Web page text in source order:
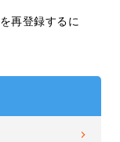
再登録するに